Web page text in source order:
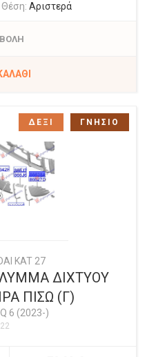
Θέση: Αριστερά
KAT 27
ΔΙΧΤΥΟΥ
ΠΙΣΩ (Γ)
6 (2023-)
ΔΕΞΙ ΓΝΗΣΙΟ